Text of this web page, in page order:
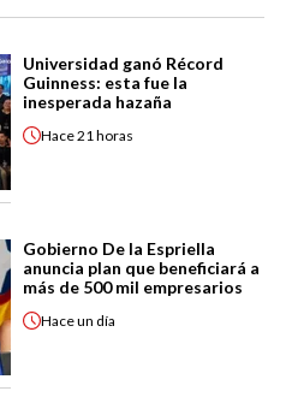
Universidad ganó Récord
Guinness: esta fue la
inesperada hazaña
Hace21 horas
Gobierno De la Espriella
anuncia plan que beneficiará a
más de 500 mil empresarios
Haceun día